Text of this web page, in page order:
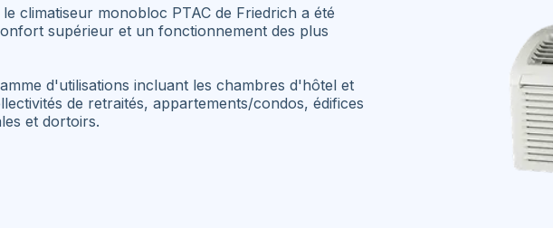
climatiseur monobloc PTAC de Friedrich a été
supérieur et un fonctionnement des plus
d'utilisations incluant les chambres d'hôtel et
de retraités, appartements/condos, édifices
et dortoirs.